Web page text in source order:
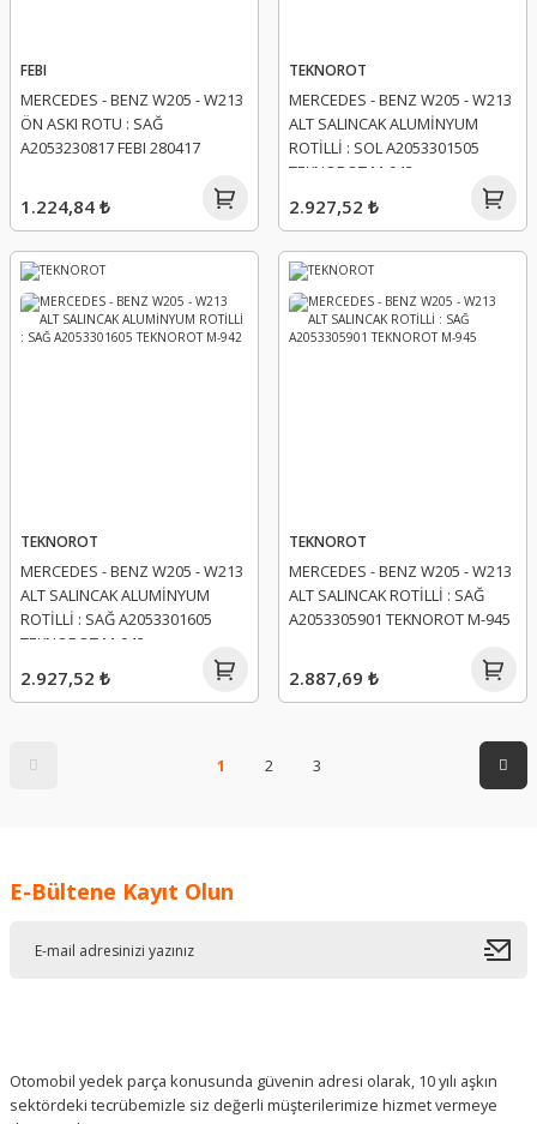
FEBI
MERCEDES - BENZ W205 - W213
ÖN ASKI ROTU : SAĞ
A2053230817 FEBI 280417
1.224,84 ₺
TEKNOROT
MERCEDES - BENZ W205 - W213
ALT SALINCAK ALUMİNYUM
ROTİLLİ : SOL A2053301505
TEKNOROT M-943
2.927,52 ₺
TEKNOROT
MERCEDES - BENZ W205 - W213
ALT SALINCAK ALUMİNYUM
ROTİLLİ : SAĞ A2053301605
TEKNOROT M-942
2.927,52 ₺
TEKNOROT
MERCEDES - BENZ W205 - W213
ALT SALINCAK ROTİLLİ : SAĞ
A2053305901 TEKNOROT M-945
2.887,69 ₺
1 2 3
E-Bültene Kayıt Olun
Otomobil yedek parça konusunda güvenin adresi olarak, 10 yılı aşkın
sektördeki tecrübemizle siz değerli müşterilerimize hizmet vermeye